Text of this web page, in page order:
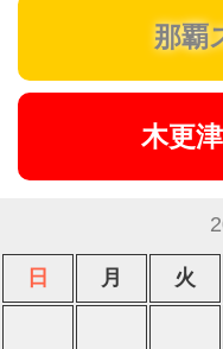
那覇
木更
日 月 火